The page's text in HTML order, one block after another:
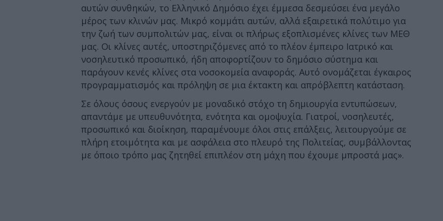
αυτών συνθηκών, το Ελληνικό Δημόσιο έχει έμμεσα δεσμεύσει ένα μεγάλο
μέρος των κλινών μας. Μικρό κομμάτι αυτών, αλλά εξαιρετικά πολύτιμο για
την ζωή των συμπολιτών μας, είναι οι πλήρως εξοπλισμένες κλίνες των ΜΕΘ
μας. Οι κλίνες αυτές, υποστηριζόμενες από το πλέον έμπειρο Ιατρικό και
νοσηλευτικό προσωπικό, ήδη αποφορτίζουν το δημόσιο σύστημα και
παράγουν κενές κλίνες στα νοσοκομεία αναφοράς. Αυτό ονομάζεται έγκαιρος
προγραμματισμός και πρόληψη σε μια έκτακτη και απρόβλεπτη κατάσταση.
Σε όλους όσους ενεργούν με μοναδικό στόχο τη δημιουργία εντυπώσεων,
απαντάμε με υπευθυνότητα, ενότητα και ομοψυχία. Γιατροί, νοσηλευτές,
προσωπικό και διοίκηση, παραμένουμε όλοι στις επάλξεις, λειτουργούμε σε
πλήρη ετοιμότητα και με ασφάλεια στο πλευρό της Πολιτείας, συμβάλλοντας
με όποιο τρόπο μας ζητηθεί επιπλέον στη μάχη που έχουμε μπροστά μας».